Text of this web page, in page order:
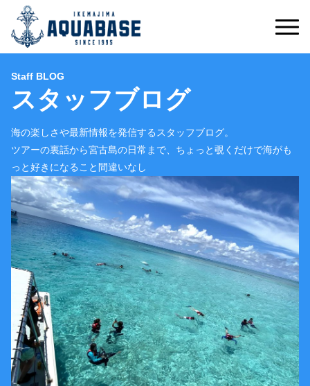
Staff BLOG
スタッフブログ
海の楽しさや最新情報を発信するスタッフブログ。
ツアーの裏話から宮古島の日常まで、ちょっと覗くだけで海がも
っと好きになること間違いなし